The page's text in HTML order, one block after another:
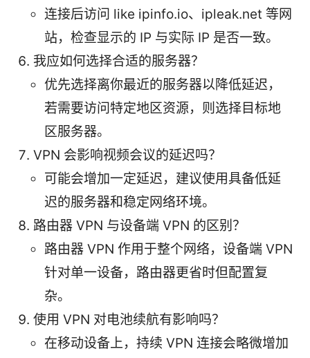
连接后访问 like ipinfo.io、ipleak.net 等网
站，检查显示的 IP 与实际 IP 是否一致。
我应如何选择合适的服务器？
优先选择离你最近的服务器以降低延迟，
若需要访问特定地区资源，则选择目标地
区服务器。
VPN 会影响视频会议的延迟吗？
可能会增加一定延迟，建议使用具备低延
迟的服务器和稳定网络环境。
路由器 VPN 与设备端 VPN 的区别？
路由器 VPN 作用于整个网络，设备端 VPN
针对单一设备，路由器更省时但配置复
杂。
使用 VPN 对电池续航有影响吗？
在移动设备上，持续 VPN 连接会略微增加